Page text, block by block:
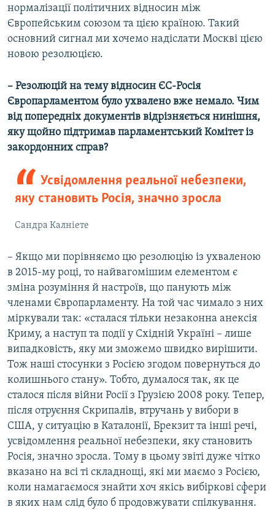
нормалізації політичних відносин між
Європейським союзом та цією країною. Такий
основний сигнал ми хочемо надіслати Москві цією
новою резолюцією.
– Резолюцій на тему відносин ЄС-Росія
Європарламентом було ухвалено вже немало. Чим
від попередніх документів відрізняється нинішня,
яку щойно підтримав парламентський Комітет із
закордонних справ?
Усвідомлення реальної небезпеки,
яку становить Росія, значно зросла
Сандра Калніете
– Якщо ми порівняємо цю резолюцію із ухваленою
в 2015-му році, то найвагомішим елементом є
зміна розуміння й настроїв, що панують між
членами Європарламенту. На той час чимало з них
міркували так: «сталася тільки незаконна анексія
Криму, а наступ та події у Східній Україні – лише
випадковість, яку ми зможемо швидко вирішити.
Тож наші стосунки з Росією згодом повернуться до
колишнього стану». Тобто, думалося так, як це
сталося після війни Росії з Грузією 2008 року. Тепер,
після отруєння Скрипалів, втручань у вибори в
США, у ситуацію в Каталонії, Брекзит та інші речі,
усвідомлення реальної небезпеки, яку становить
Росія, значно зросла. Тому в цьому звіті дуже чітко
вказано на всі ті складнощі, які ми маємо з Росією,
коли намагаємося знайти хоч якісь вибіркові сфери
в яких нам слід було б продовжувати спілкування.